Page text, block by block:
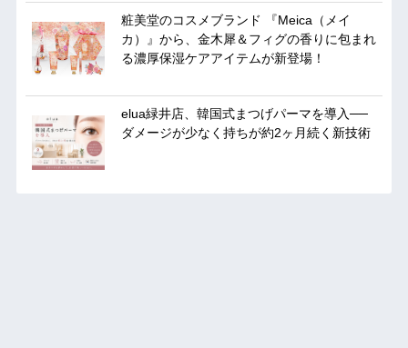
粧美堂のコスメブランド 『Meica（メイ
カ）』から、金木犀＆フィグの香りに包まれ
る濃厚保湿ケアアイテムが新登場！
elua緑井店、韓国式まつげパーマを導入──
ダメージが少なく持ちが約2ヶ月続く新技術